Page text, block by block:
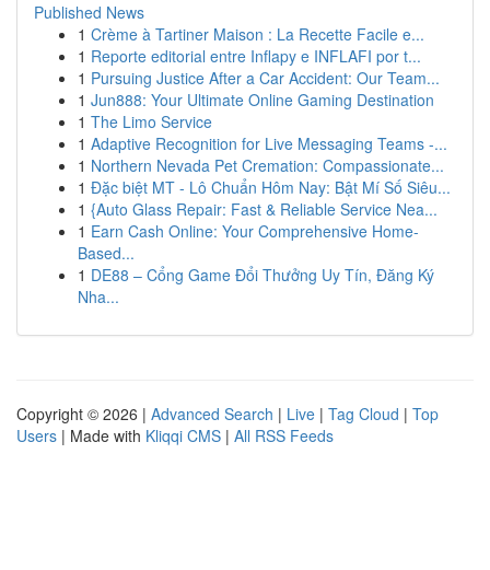
Published News
1 Crème à Tartiner Maison : La Recette Facile e...
1 Reporte editorial entre Inflapy e INFLAFI por t...
1 Pursuing Justice After a Car Accident: Our Team...
1 Jun888: Your Ultimate Online Gaming Destination
1 The Limo Service
1 Adaptive Recognition for Live Messaging Teams -...
1 Northern Nevada Pet Cremation: Compassionate...
1 Đặc biệt MT - Lô Chuẩn Hôm Nay: Bật Mí Số Siêu...
1 {Auto Glass Repair: Fast & Reliable Service Nea...
1 Earn Cash Online: Your Comprehensive Home-
Based...
1 DE88 – Cổng Game Đổi Thưởng Uy Tín, Đăng Ký
Nha...
Copyright © 2026 | Advanced Search | Live | Tag Cloud | Top
Users | Made with Kliqqi CMS | All RSS Feeds